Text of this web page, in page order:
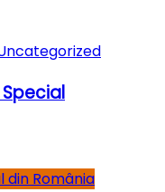
România